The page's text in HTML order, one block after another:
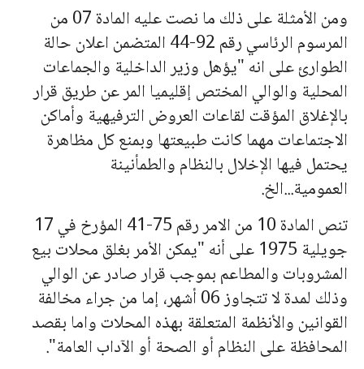
ومن الأمثلة على ذلك ما نصت عليه المادة 07 من
المرسوم الرئاسي رقم 92-44 المتضمن اعلان حالة
الطوارئ على انه "يؤهل وزير الداخلية والجماعات
المحلية والوالي المختص إقليميا المر عن طريق قرار
بالإغلاق المؤقت لقاعات العروض الترفيهية وأماكن
الاجتماعات مهما كانت طبيعتها وبمنع كل مظاهرة
يحتمل فيها الإخلال بالنظام والطمأنينة
العمومية...الخ.
تنص المادة 10 من الامر رقم 75-41 المؤرخ في 17
جويلية 1975 على أنه "يمكن الأمر بغلق محلات بيع
المشروبات والمطاعم بموجب قرار صادر عن الوالي
وذلك لمدة لا تتجاوز 06 أشهر، إما من جراء مخالفة
القوانين والأنظمة المتعلقة بهذه المحلات واما بقصد
المحافظة على النظام أو الصحة أو الآداب العامة".